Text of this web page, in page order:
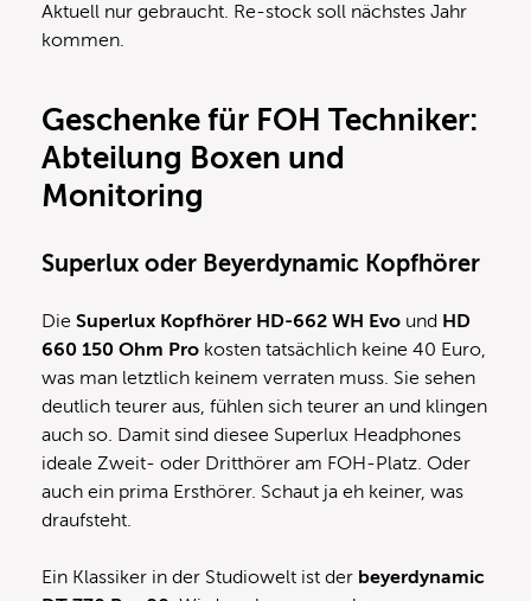
Aktuell nur gebraucht. Re-stock soll nächstes Jahr
kommen.
Geschenke für FOH Techniker:
Abteilung Boxen und
Monitoring
Superlux oder Beyerdynamic Kopfhörer
Die Superlux Kopfhörer HD-662 WH Evo und HD
660 150 Ohm Pro kosten tatsächlich keine 40 Euro,
was man letztlich keinem verraten muss. Sie sehen
deutlich teurer aus, fühlen sich teurer an und klingen
auch so. Damit sind diesee Superlux Headphones
ideale Zweit- oder Dritthörer am FOH-Platz. Oder
auch ein prima Ersthörer. Schaut ja eh keiner, was
draufsteht.
Ein Klassiker in der Studiowelt ist der beyerdynamic